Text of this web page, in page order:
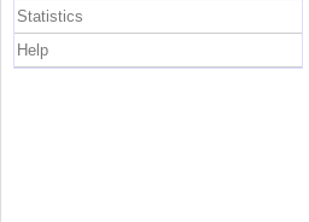
Statistics
Help